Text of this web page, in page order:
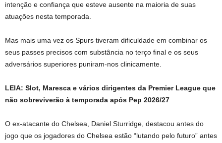
intenção e confiança que esteve ausente na maioria de suas
atuações nesta temporada.
Mas mais uma vez os Spurs tiveram dificuldade em combinar os
seus passes precisos com substância no terço final e os seus
adversários superiores puniram-nos clinicamente.
LEIA: Slot, Maresca e vários dirigentes da Premier League que
não sobreviverão à temporada após Pep 2026/27
O ex-atacante do Chelsea, Daniel Sturridge, destacou antes do
jogo que os jogadores do Chelsea estão “lutando pelo futuro” antes